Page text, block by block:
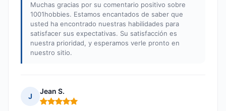
Muchas gracias por su comentario positivo sobre
1001hobbies. Estamos encantados de saber que
usted ha encontrado nuestras habilidades para
satisfacer sus expectativas. Su satisfacción es
nuestra prioridad, y esperamos verle pronto en
nuestro sitio.
J
Jean S.
Nota: 5 de 5